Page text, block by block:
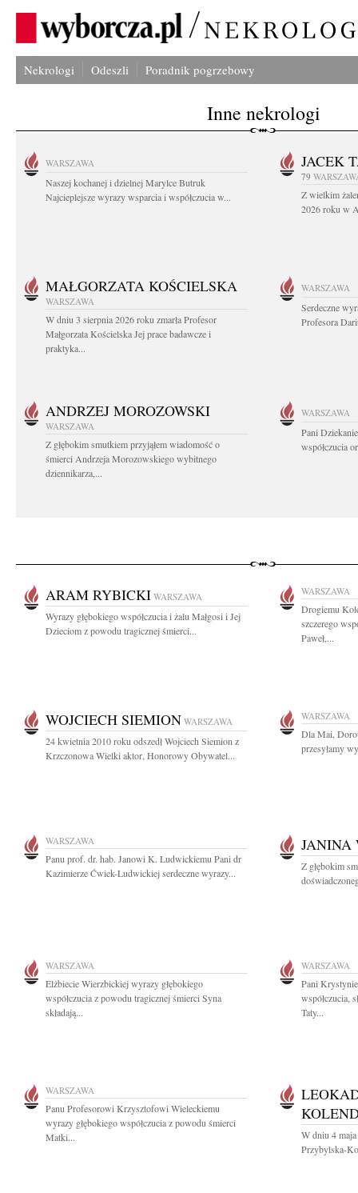
Nekrologi Odeszli Poradnik pogrzebowy
Inne nekrologi
WARSZAWA
Naszej kochanej i dzielnej Marylce Butruk
Najcieplejsze wyrazy wsparcia i współczucia w...
JACEK
79
Z wielkim
2026 roku w
MAŁGORZATA KOŚCIELSKA
WARSZAWA
W dniu 3 sierpnia 2026 roku zmarła Profesor
Małgorzata Kościelska Jej prace badawcze i
praktyka...
WARSZAWA
Serdeczne
Profesora
ANDRZEJ MOROZOWSKI
WARSZAWA
Z głębokim smutkiem przyjąłem wiadomość o
śmierci Andrzeja Morozowskiego wybitnego
dziennikarza,...
WARSZAWA
Pani
współczucia
ARAM RYBICKI WARSZAWA
Wyrazy głębokiego współczucia i żalu Małgosi i Jej
Dzieciom z powodu tragicznej śmierci...
WARSZAWA
Drogiemu
szczerego
Paweł,...
WOJCIECH SIEMION WARSZAWA
24 kwietnia 2010 roku odszedł Wojciech Siemion z
Krzczonowa Wielki aktor, Honorowy Obywatel...
WARSZAWA
Dla Mai,
przesyłamy
WARSZAWA
Panu prof. dr. hab. Janowi K. Ludwickiemu Pani dr
Kazimierze Ćwiek-Ludwickiej serdeczne wyrazy...
JANINA
Z głębokim
WARSZAWA
Elżbiecie Wierzbickiej wyrazy głębokiego
współczucia z powodu tragicznej śmierci Syna
składają...
WARSZAWA
Pani
współczucia,
Taty...
WARSZAWA
Panu Profesorowi Krzysztofowi Wieleckiemu
wyrazy głębokiego współczucia z powodu śmierci
Matki...
W dniu 4 maja
Przybylska-